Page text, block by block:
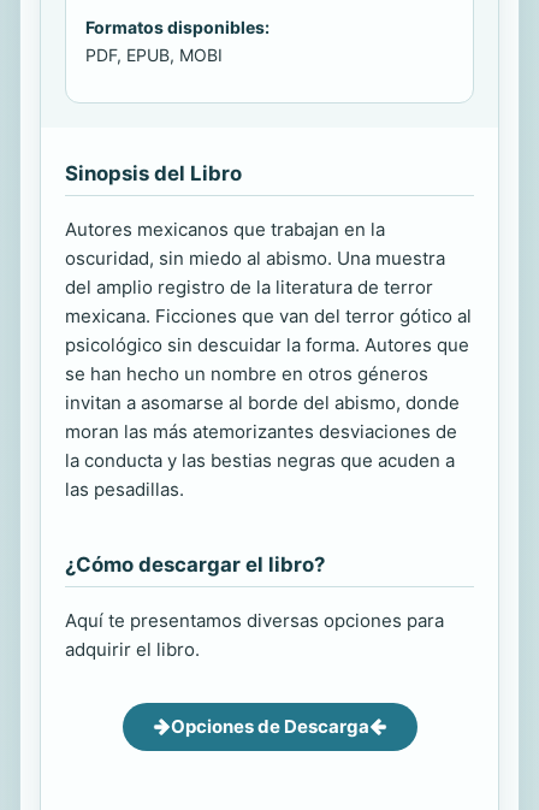
Formatos disponibles:
PDF, EPUB, MOBI
Sinopsis del Libro
Autores mexicanos que trabajan en la
oscuridad, sin miedo al abismo. Una muestra
del amplio registro de la literatura de terror
mexicana. Ficciones que van del terror gótico al
psicológico sin descuidar la forma. Autores que
se han hecho un nombre en otros géneros
invitan a asomarse al borde del abismo, donde
moran las más atemorizantes desviaciones de
la conducta y las bestias negras que acuden a
las pesadillas.
¿Cómo descargar el libro?
Aquí te presentamos diversas opciones para
adquirir el libro.
Opciones de Descarga